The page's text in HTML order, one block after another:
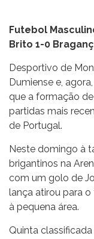
Futebol
Brito 1-0
Desportivo de
Dumiense e,
que a formação
partidas mais
de Portugal.
Neste domingo à
brigantinos na
com um golo de
lança atirou para
à pequena área.
Quinta